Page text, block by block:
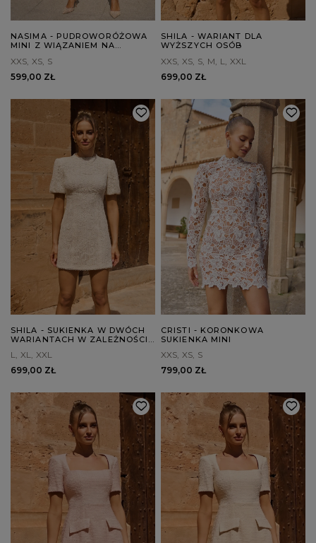
NASIMA - PUDROWORÓŻOWA
MINI Z WIĄZANIEM NA
XXS XS S
599,00 ZŁ
SHILA - WARIANT DLA
WYŻSZYCH OSÓB
XXS XS S M L
XXL
699,00 ZŁ
SHILA - SUKIENKA W DWÓCH
WARIANTACH W ZALEŻNOŚCI
L XL XXL
699,00 ZŁ
CRISTI - KORONKOWA
SUKIENKA MINI
XXS XS S
799,00 ZŁ